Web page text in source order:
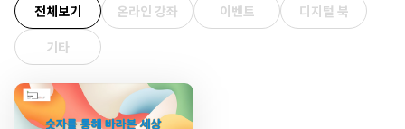
전체보기 온라인 강좌 이벤트
디지털 북
기타